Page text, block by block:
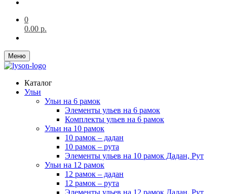
0
0.00 р.
Меню
Каталог
Ульи
Ульи на 6 рамок
Элементы ульев на 6 рамок
Комплекты ульев на 6 рамок
Ульи на 10 рамок
10 рамок – дадан
10 рамок – рута
Элементы ульев на 10 рамок Дадан, Рут
Ульи на 12 рамок
12 рамок – дадан
12 рамок – рута
Элементы ульев на 12 рамок Дадан, Рут